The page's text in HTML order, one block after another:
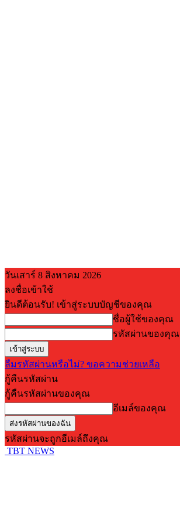
วันเสาร์ 8 สิงหาคม 2026
ลงชื่อเข้าใช้
ยินดีต้อนรับ! เข้าสู่ระบบบัญชีของคุณ
ชื่อผู้ใช้ของคุณ
รหัสผ่านของคุณ
ลืมรหัสผ่านหรือไม่? ขอความช่วยเหลือ
กู้คืนรหัสผ่าน
กู้คืนรหัสผ่านของคุณ
อีเมล์ของคุณ
รหัสผ่านจะถูกอีเมล์ถึงคุณ
TBT NEWS